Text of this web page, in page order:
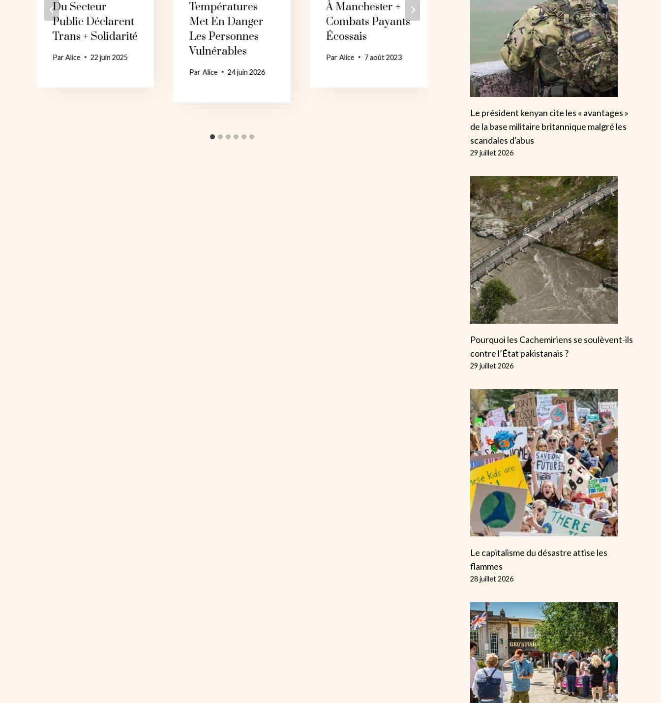
Du Secteur
Public Déclarent
Trans + Solidarité
ParAlice 22 juin 2025
Températures
Met En Danger
Les Personnes
Vulnérables
ParAlice 24 juin 2026
À Manchester +
Combats Payants
Écossais
ParAlice 7 août 2023
Le Mouvement
Fasciste De
Tommy Robinson
28 mai 2025
D’énergie
Élevées Car
Truss
Bénéfices
Patrons
ParAlice
8 septembre 2022
Le président kenyan cite les « avantages »
de la base militaire britannique malgré les
scandales d'abus
29 juillet 2026
Pourquoi les Cachemiriens se soulèvent-ils
contre l’État pakistanais ?
29 juillet 2026
Le capitalisme du désastre attise les
flammes
28 juillet 2026